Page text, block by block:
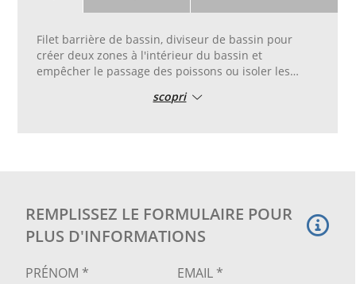
Filet barrière de bassin, diviseur de bassin pour
créer deux zones à l'intérieur du bassin et
empêcher le passage des poissons ou isoler les
Équipé d'une corde plombée en bas pour une
scopri
REMPLISSEZ LE FORMULAIRE POUR
PLUS D'INFORMATIONS
PRÉNOM * EMAIL *